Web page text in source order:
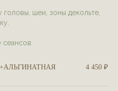
шеи, зоны декольте,
4 450 ₽